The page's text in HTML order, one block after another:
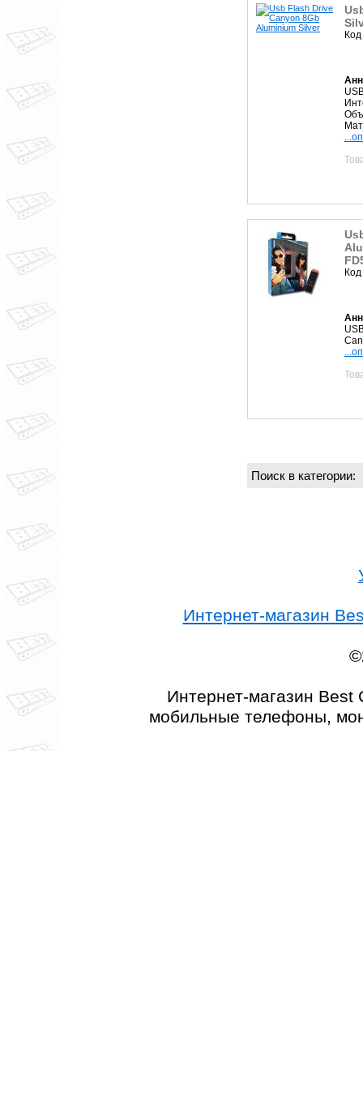
Поиск в
Интернет-магазин
Интернет-магазин Best
мобильные телефоны,